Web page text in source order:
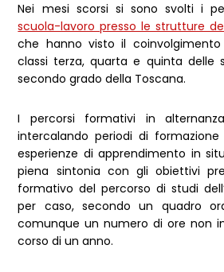
Nei mesi scorsi si sono svolti i
scuola-lavoro presso le strutture
che hanno visto il
classi terza, quarta e quinta delle
secondo grado della Toscana.
I percorsi formativi in
intercalando periodi di formazione
esperienze di apprendimento in
piena sintonia con gli obiettivi
formativo del percorso di studi
per caso, secondo un quadro
comunque un numero di ore non
corso di un anno.